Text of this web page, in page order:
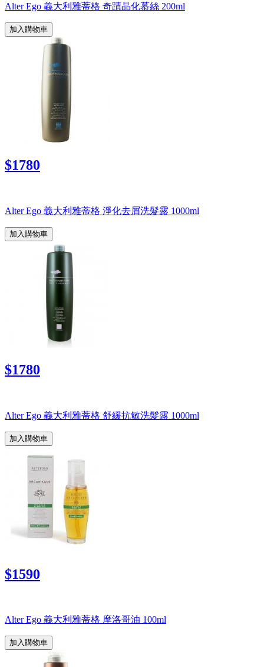
Alter Ego 義大利雅蒂格 奇蹟晶化慕絲 200ml
加入購物車
$1780
Alter Ego 義大利雅蒂格 淨化去屑洗髮露 1000ml
加入購物車
$1780
Alter Ego 義大利雅蒂格 舒緩抗敏洗髮露 1000ml
加入購物車
$1590
Alter Ego 義大利雅蒂格 摩洛哥油 100ml
加入購物車